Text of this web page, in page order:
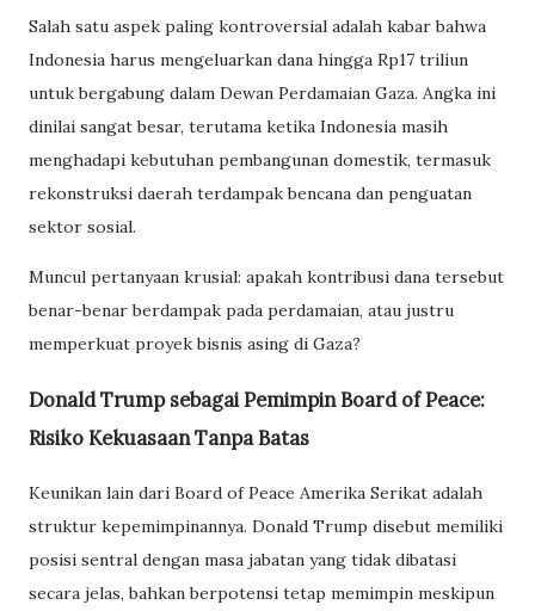
Salah satu aspek paling kontroversial adalah kabar bahwa
Indonesia harus mengeluarkan dana hingga Rp17 triliun
untuk bergabung dalam Dewan Perdamaian Gaza. Angka ini
dinilai sangat besar, terutama ketika Indonesia masih
menghadapi kebutuhan pembangunan domestik, termasuk
rekonstruksi daerah terdampak bencana dan penguatan
sektor sosial.
Muncul pertanyaan krusial: apakah kontribusi dana tersebut
benar-benar berdampak pada perdamaian, atau justru
memperkuat proyek bisnis asing di Gaza?
Donald Trump sebagai Pemimpin Board of Peace:
Risiko Kekuasaan Tanpa Batas
Keunikan lain dari Board of Peace Amerika Serikat adalah
struktur kepemimpinannya. Donald Trump disebut memiliki
posisi sentral dengan masa jabatan yang tidak dibatasi
secara jelas, bahkan berpotensi tetap memimpin meskipun